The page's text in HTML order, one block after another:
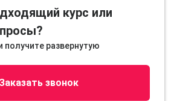
курс или
получите развернутую
Заказать звонок